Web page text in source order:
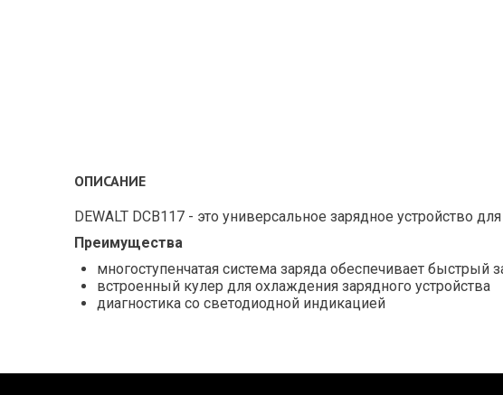
ОПИСАНИЕ
DEWALT DCB117 - это универсальное зарядное устройство
Преимущества
многоступенчатая система заряда обеспечивает
встроенный кулер для охлаждения зарядного устройства
диагностика со светодиодной индикацией